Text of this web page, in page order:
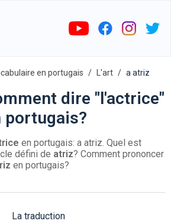
en portugais L'art a atriz
dire "l'actrice"
portugais?
en portugais: a atriz. Quel est
défini de atriz? Comment prononcer
en portugais?
La traduction